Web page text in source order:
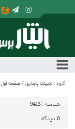
گروه : ادبیات پایداری / صفحه اول
شناسه : 9413
0 دیدگاه